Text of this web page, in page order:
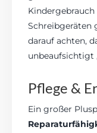
Schreibgeräten
darauf achten,
unbeaufsichtigt
Pflege &
Ein großer